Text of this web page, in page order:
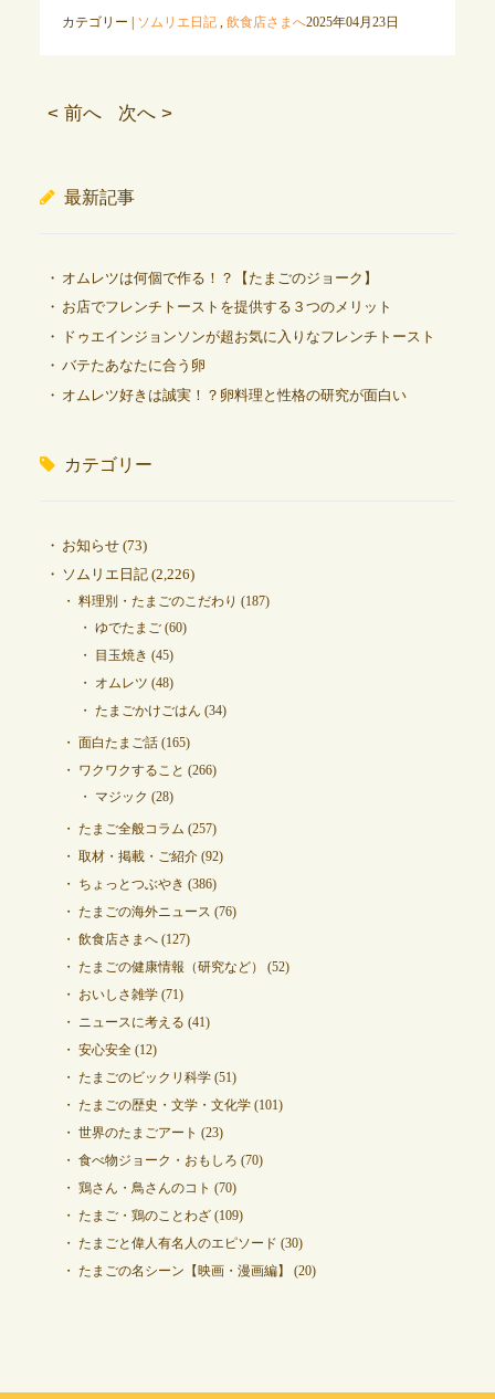
カテゴリー | ソムリエ日記, 飲食店さまへ2025年04月23日
< 前へ 次へ >
最新記事
オムレツは何個で作る！？【たまごのジョーク】
お店でフレンチトーストを提供する３つのメリット
ドゥエインジョンソンが超お気に入りなフレンチトースト
バテたあなたに合う卵
オムレツ好きは誠実！？卵料理と性格の研究が面白い
カテゴリー
お知らせ(73)
ソムリエ日記(2,226)
料理別・たまごのこだわり (187)
ゆでたまご(60)
目玉焼き (45)
オムレツ (48)
たまごかけごはん (34)
面白たまご話(165)
ワクワクすること (266)
マジック (28)
たまご全般コラム (257)
取材・掲載・ご紹介(92)
ちょっとつぶやき (386)
たまごの海外ニュース (76)
飲食店さまへ(127)
たまごの健康情報（研究など）
(52)
おいしさ雑学(71)
ニュースに考える (41)
安心安全(12)
たまごのビックリ科学(51)
たまごの歴史・文学・文化学(101)
世界のたまごアート (23)
食べ物ジョーク・おもしろ (70)
鶏さん・鳥さんのコト (70)
たまご・鶏のことわざ(109)
たまごと偉人有名人のエピソード (30)
たまごの名シーン【映画・漫画編】
(20)